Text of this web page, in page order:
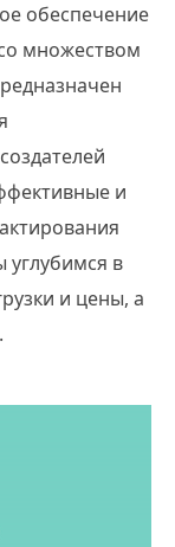
обеспечение
множеством
и
углубимся в
и цены, а